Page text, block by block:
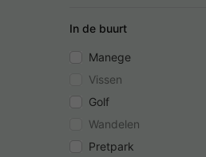
In de buurt
Manege
Vissen
Golf
Wandelen
Pretpark